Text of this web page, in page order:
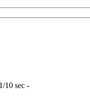
10 sec -